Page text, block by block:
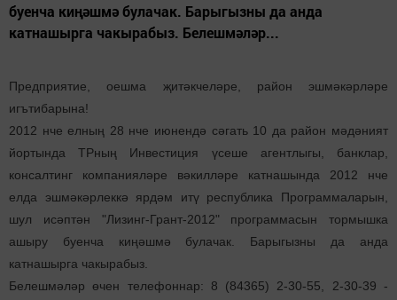
буенча киңәшмә булачак. Барыгызны да анда
катнашырга чакырабыз. Белешмәләр...
Предприятие, оешма җитәкчеләре, район эшмәкәрләре
игътибарына!
2012 нче елның 28 нче июнендә сәгать 10 да район мәдәният
йортында ТРның Инвестиция үсеше агентлыгы, банклар,
консалтинг компанияләре вәкилләре катнашында 2012 нче
елда эшмәкәрлеккә ярдәм итү республика Программаларын,
шул исәптән "Лизинг-Грант-2012" программасын тормышка
ашыру буенча киңәшмә булачак. Барыгызны да анда
катнашырга чакырабыз.
Белешмәләр өчен телефоннар: 8 (84365) 2-30-55, 2-30-39 -